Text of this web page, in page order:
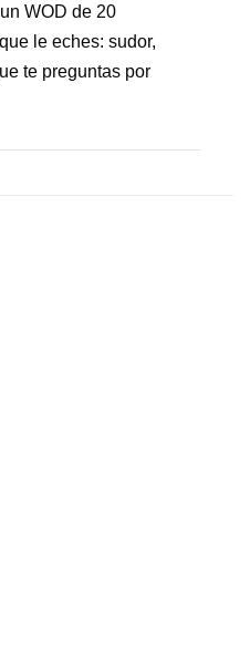
WOD de 20
le eches: sudor,
te preguntas por